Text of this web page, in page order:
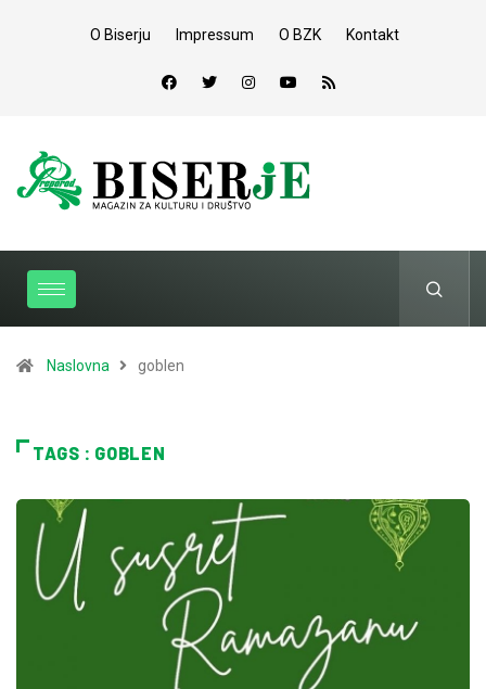
O Biserju Impressum O BZK Kontakt
Naslovna goblen
TAGS : GOBLEN